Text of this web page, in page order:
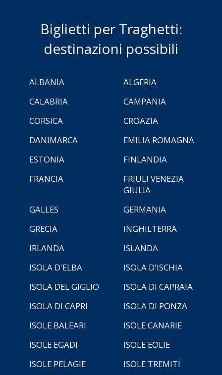
Biglietti per Traghetti:
destinazioni possibili
ALBANIA
ALGERIA
CALABRIA
CAMPANIA
CORSICA
CROAZIA
DANIMARCA
EMILIA ROMAGNA
ESTONIA
FINLANDIA
FRANCIA
FRIULI VENEZIA
GIULIA
GALLES
GERMANIA
GRECIA
INGHILTERRA
IRLANDA
ISLANDA
ISOLA D'ELBA
ISOLA D'ISCHIA
ISOLA DEL GIGLIO
ISOLA DI CAPRAIA
ISOLA DI CAPRI
ISOLA DI PONZA
ISOLE BALEARI
ISOLE CANARIE
ISOLE EGADI
ISOLE EOLIE
ISOLE PELAGIE
ISOLE TREMITI